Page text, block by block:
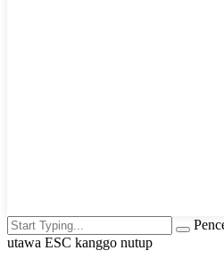
utawa ESC kanggo nutup